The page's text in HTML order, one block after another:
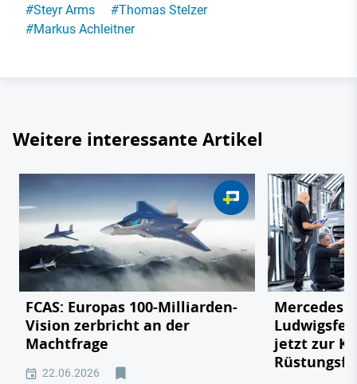
#Steyr Arms #Thomas Stelzer
#Markus Achleitner
Weitere interessante Artikel
FCAS: Europas 100-Milliarden-
Vision zerbricht an der
Machtfrage
22.06.2026
Mercedes
jetzt zur